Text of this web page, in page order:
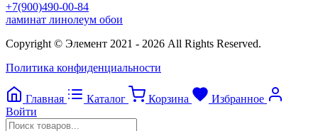
+7(900)490-00-84
ламинат линолеум обои
Copyright © Элемент 2021 - 2026 All Rights Reserved.
Политика конфиденциальности
Главная Каталог Корзина
Избранное
Войти